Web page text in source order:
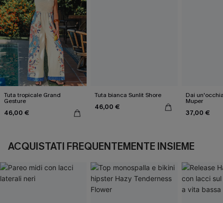
Tuta tropicale Grand
Gesture
46,00 €
Tuta bianca Sunlit Shore
46,00 €
Dai
Muper
37,00 €
ACQUISTATI FREQUENTEMENTE INSIEME